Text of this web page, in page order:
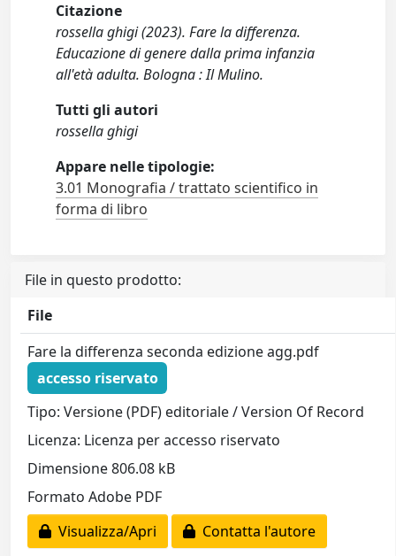
Citazione
rossella ghigi (2023). Fare la differenza.
Educazione di genere dalla prima infanzia
all'età adulta. Bologna : Il Mulino.
Tutti gli autori
rossella ghigi
Appare nelle tipologie:
3.01 Monografia / trattato scientifico in
forma di libro
File in questo prodotto:
File
Fare la differenza seconda edizione agg.pdf
accesso riservato
Tipo: Versione (PDF) editoriale / Version Of Record
Licenza: Licenza per accesso riservato
Dimensione 806.08 kB
Formato Adobe PDF
Visualizza/Apri
Contatta l'autore